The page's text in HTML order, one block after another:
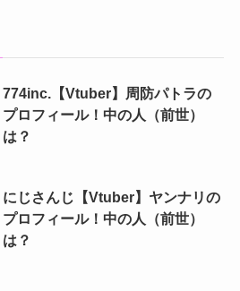
774inc.【Vtuber】周防パトラの
プロフィール！中の人（前世）
は？
にじさんじ【Vtuber】ヤンナリの
プロフィール！中の人（前世）
は？